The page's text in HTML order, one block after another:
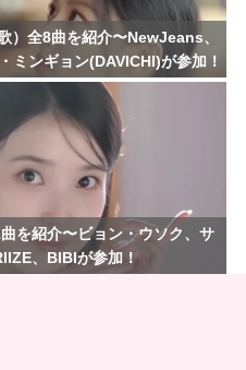
）全8曲を紹介〜NewJeans、
ンギョン(DAVICHI)が参加！
を紹介〜ビョン・ウソク、サ
、BIBIが参加！